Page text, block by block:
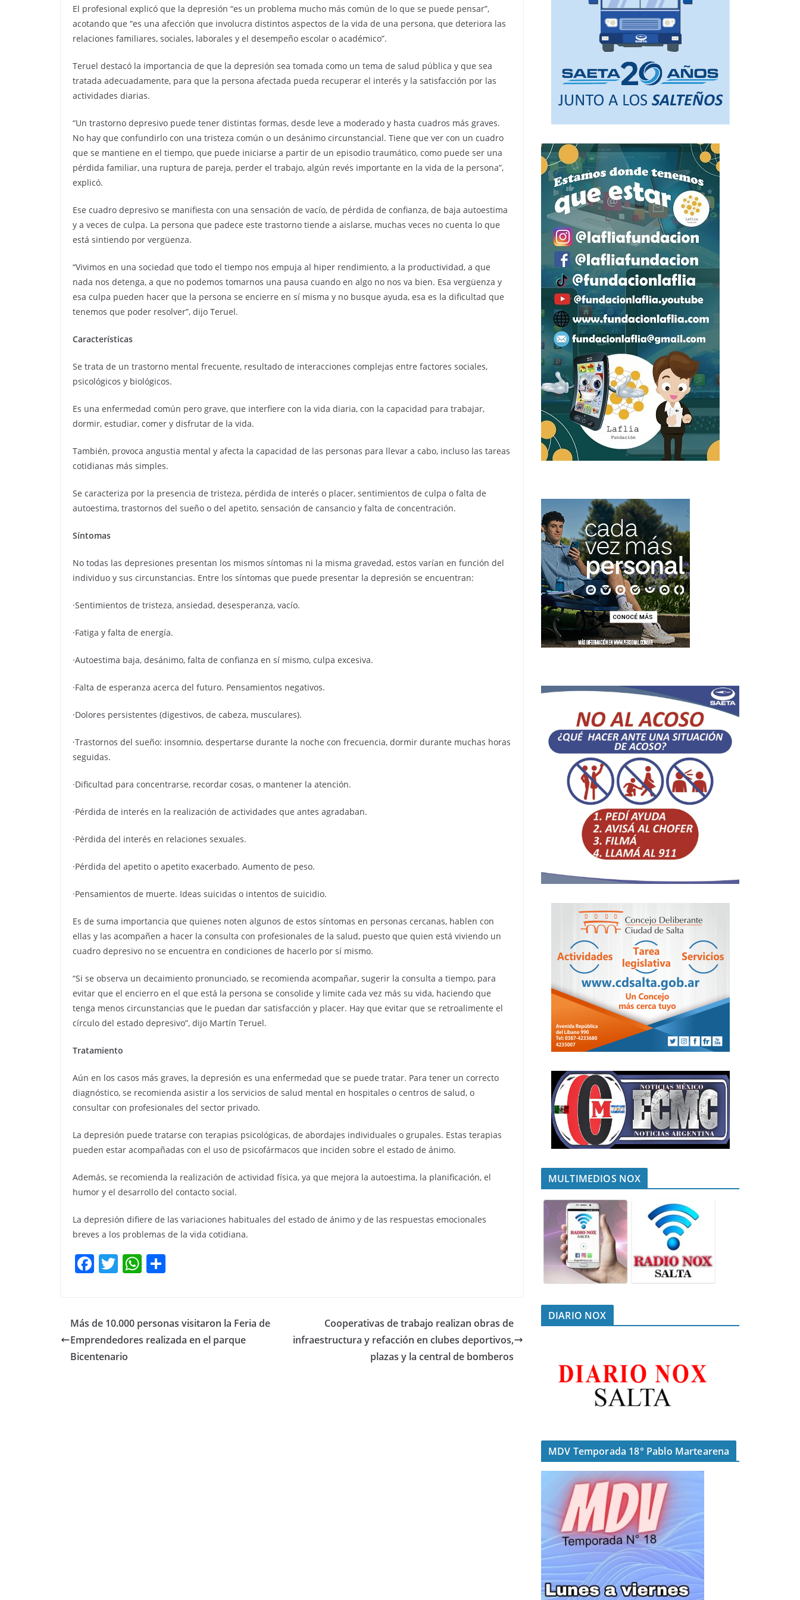
El profesional explicó que la depresión “es un problema mucho más común de lo que se puede pensar”,
acotando que “es una afección que involucra distintos aspectos de la vida de una persona, que deteriora las
relaciones familiares, sociales, laborales y el desempeño escolar o académico”.
Teruel destacó la importancia de que la depresión sea tomada como un tema de salud pública y que sea
tratada adecuadamente, para que la persona afectada pueda recuperar el interés y la satisfacción por las
actividades diarias.
“Un trastorno depresivo puede tener distintas formas, desde leve a moderado y hasta cuadros más graves.
No hay que confundirlo con una tristeza común o un desánimo circunstancial. Tiene que ver con un cuadro
que se mantiene en el tiempo, que puede iniciarse a partir de un episodio traumático, como puede ser una
pérdida familiar, una ruptura de pareja, perder el trabajo, algún revés importante en la vida de la persona”,
explicó.
Ese cuadro depresivo se manifiesta con una sensación de vacío, de pérdida de confianza, de baja autoestima
y a veces de culpa. La persona que padece este trastorno tiende a aislarse, muchas veces no cuenta lo que
está sintiendo por vergüenza.
“Vivimos en una sociedad que todo el tiempo nos empuja al hiper rendimiento, a la productividad, a que
nada nos detenga, a que no podemos tomarnos una pausa cuando en algo no nos va bien. Esa vergüenza y
esa culpa pueden hacer que la persona se encierre en sí misma y no busque ayuda, esa es la dificultad que
tenemos que poder resolver”, dijo Teruel.
Características
Se trata de un trastorno mental frecuente, resultado de interacciones complejas entre factores sociales,
psicológicos y biológicos.
Es una enfermedad común pero grave, que interfiere con la vida diaria, con la capacidad para trabajar,
dormir, estudiar, comer y disfrutar de la vida.
También, provoca angustia mental y afecta la capacidad de las personas para llevar a cabo, incluso las tareas
cotidianas más simples.
Se caracteriza por la presencia de tristeza, pérdida de interés o placer, sentimientos de culpa o falta de
autoestima, trastornos del sueño o del apetito, sensación de cansancio y falta de concentración.
Síntomas
No todas las depresiones presentan los mismos síntomas ni la misma gravedad, estos varían en función del
individuo y sus circunstancias. Entre los síntomas que puede presentar la depresión se encuentran:
·Sentimientos de tristeza, ansiedad, desesperanza, vacío.
·Fatiga y falta de energía.
·Autoestima baja, desánimo, falta de confianza en sí mismo, culpa excesiva.
·Falta de esperanza acerca del futuro. Pensamientos negativos.
·Dolores persistentes (digestivos, de cabeza, musculares).
·Trastornos del sueño: insomnio, despertarse durante la noche con frecuencia, dormir durante muchas horas
seguidas.
·Dificultad para concentrarse, recordar cosas, o mantener la atención.
·Pérdida de interés en la realización de actividades que antes agradaban.
·Pérdida del interés en relaciones sexuales.
·Pérdida del apetito o apetito exacerbado. Aumento de peso.
·Pensamientos de muerte. Ideas suicidas o intentos de suicidio.
Es de suma importancia que quienes noten algunos de estos síntomas en personas cercanas, hablen con
ellas y las acompañen a hacer la consulta con profesionales de la salud, puesto que quien está viviendo un
cuadro depresivo no se encuentra en condiciones de hacerlo por sí mismo.
“Si se observa un decaimiento pronunciado, se recomienda acompañar, sugerir la consulta a tiempo, para
evitar que el encierro en el que está la persona se consolide y limite cada vez más su vida, haciendo que
tenga menos circunstancias que le puedan dar satisfacción y placer. Hay que evitar que se retroalimente el
círculo del estado depresivo”, dijo Martín Teruel.
Tratamiento
Aún en los casos más graves, la depresión es una enfermedad que se puede tratar. Para tener un correcto
diagnóstico, se recomienda asistir a los servicios de salud mental en hospitales o centros de salud, o
consultar con profesionales del sector privado.
La depresión puede tratarse con terapias psicológicas, de abordajes individuales o grupales. Estas terapias
pueden estar acompañadas con el uso de psicofármacos que inciden sobre el estado de ánimo.
Además, se recomienda la realización de actividad física, ya que mejora la autoestima, la planificación, el
humor y el desarrollo del contacto social.
La depresión difiere de las variaciones habituales del estado de ánimo y de las respuestas emocionales
breves a los problemas de la vida cotidiana.
F
e
b
o
T
er
W
s
A
p
ar
Más de 10.000 personas visitaron la Feria de
Emprendedores realizada en el parque
Bicentenario
Cooperativas de trabajo realizan obras de
infraestructura y refacción en clubes deportivos,
plazas y la central de bomberos
MULTIMEDIOS NOX
DIARIO NOX
MDV Temporada 18° Pablo Martearena